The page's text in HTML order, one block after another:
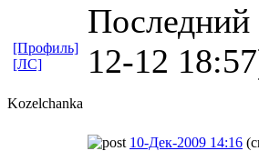
Последний
12-12
[Профиль]
[ЛС]
Kozelchanka
10-Дек-2009 14:16